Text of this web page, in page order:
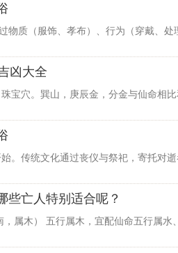
物质（服饰、孝布）、行为（穿戴、处
凶大全
宝穴。巽山，庚辰金，分金与仙命相
。传统文化通过丧仪与祭祀，寄托对
些亡人特别适合呢？
属木） 五行属木，宜配仙命五行属水